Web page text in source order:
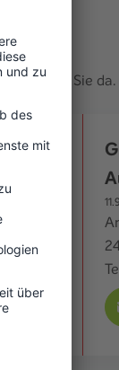
für Sie da.
11.9